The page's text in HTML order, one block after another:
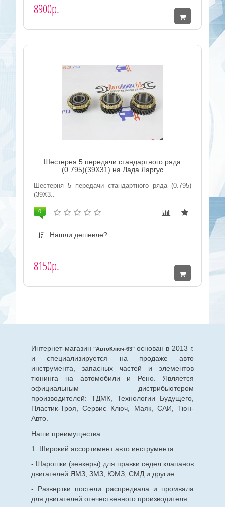
8900р.
Шестерня 5 передачи стандартного ряда
(0.795)(39Х31) на Лада Ларгус
Шестерня 5 передачи стандартного ряда (0.795)
(39Х3..
0
Нашли дешевле?
8150р.
Интернет-магазин "АвтоКлюч-63" основан в 2013 г.
и специализируется на продаже авто
инструмента, запасных частей и элементов
тюнинга на автомобили и Рено. Является
официальным дистрибьютером
производителей: ТДМК, Технологии Будущего,
Пластик-Троя, Сервис Ключ, Маяк, САИ, Тюн-
Авто.
Наши преимущества:
1. Широкий ассортимент авто инструмента:
- Шарошки (зенкеры) для правки седел клапанов
двигателей ЯМЗ, ЗМЗ, ЮМЗ, СМД и другие
- Развертки постели распредвала и промвала
для двигателей отечественного производителя.